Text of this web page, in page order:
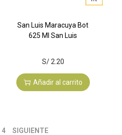
San Luis Maracuya Bot
625 Ml San Luis
S/2.20
Añadir al carrito
4 SIGUIENTE